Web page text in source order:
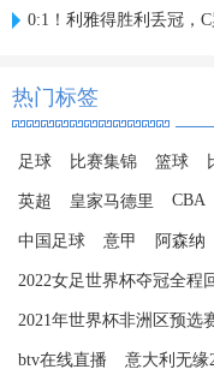
0:1！利雅得胜利丢冠，
热门标签
足球 比赛集锦 篮球
英超 皇家马德里 CBA
中国足球 意甲 阿森纳
2022女足世界杯夺冠全程
2021年世界杯非洲区预选
btv在线直播 意大利无缘